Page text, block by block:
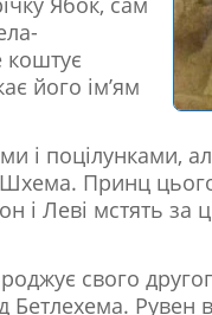
коштує
його ім’ям
і поцілунками,
Принц
і Леві мстять за
свого
Бетлехема. Рувен